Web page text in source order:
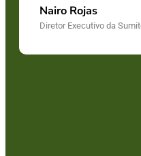
Nairo Rojas
Diretor Executivo da